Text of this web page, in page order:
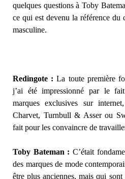
quelques questions à Toby
ce qui est devenu la référence du
masculine.
Redingote :La toute première
j’ai été impressionné par le
marques exclusives sur
Charvet, Turnbull & Asser ou
fait pour les convaincre de
Toby Bateman : C’était
des marques de mode
être plus anciennes, mais qui sont